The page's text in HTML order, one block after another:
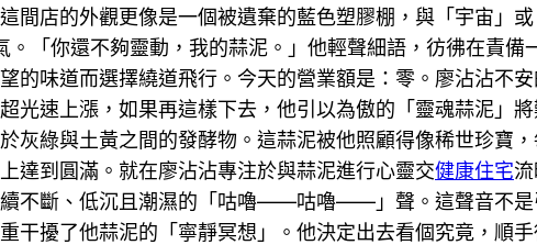
間店的外觀更像是一個被遺棄的藍色塑膠棚，與「宇宙」
。「你還不夠靈動，我的蒜泥。」他輕聲細語，彷彿在責
的味道而選擇繞道飛行。今天的營業額是：零。廖沾沾不
光速上漲，如果再這樣下去，他引以為傲的「靈魂蒜泥」
灰綠與土黃之間的發酵物。這蒜泥被他照顧得像稀世珍寶
達到圓滿。就在廖沾沾專注於與蒜泥進行心靈交健康住宅
不斷、低沉且潮濕的「咕嚕——咕嚕——」聲。這聲音不是
干擾了他蒜泥的「寧靜冥想」。他決定出去看個究竟，順